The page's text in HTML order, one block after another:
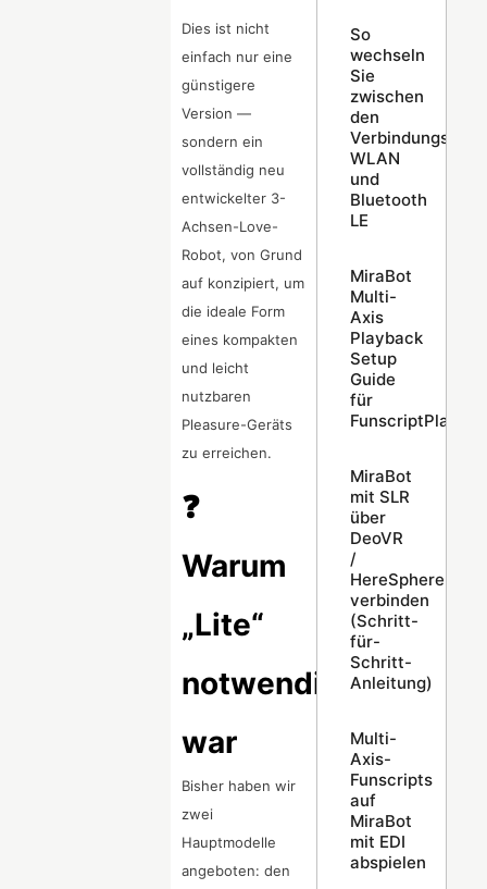
Dies ist nicht
einfach nur eine
günstigere
Version —
sondern ein
vollständig neu
entwickelter 3-
Achsen-Love-
Robot, von Grund
auf konzipiert, um
die ideale Form
eines kompakten
und leicht
nutzbaren
Pleasure-Geräts
zu erreichen.
❓
Warum
„Lite“
notwendig
war
Bisher haben wir
zwei
Hauptmodelle
angeboten: den
So
wechseln
Sie
zwischen
den
Verbindungsmodi
WLAN
und
Bluetooth
LE
MiraBot
Multi-
Axis
Playback
Setup
Guide
für
FunscriptPlayer
MiraBot
mit SLR
über
DeoVR
/
HereSphere
verbinden
(Schritt-
für-
Schritt-
Anleitung)
Multi-
Axis-
Funscripts
auf
MiraBot
mit EDI
abspielen